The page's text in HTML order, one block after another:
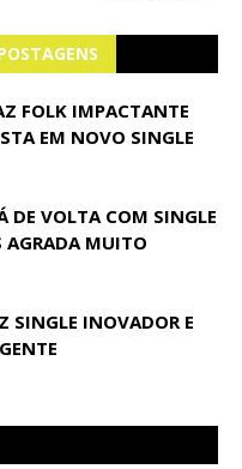
FOLK IMPACTANTE
EM NOVO SINGLE
DE VOLTA COM SINGLE
AGRADA MUITO
SINGLE INOVADOR E